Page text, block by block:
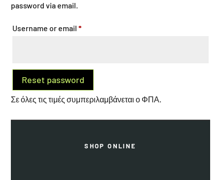
password via email.
Username or email*Required
Reset password
Σε όλες τις τιμές συμπεριλαμβάνεται ο ΦΠΑ.
SHOP ONLINE